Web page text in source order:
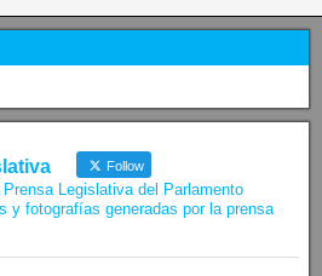
Follow
Legislativa del Parlamento
y fotografías generadas por la prensa